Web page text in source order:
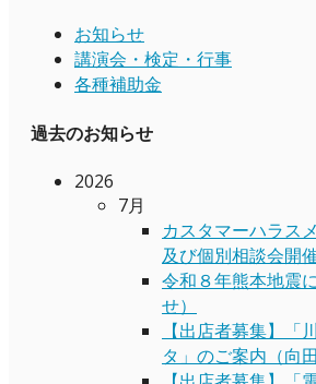
お知らせ
講演会・検定・行事
各種補助金
過去のお知らせ
2026
7月
カスタマーハラス
及び個別相談会開
令和８年熊本地震
せ）
【出店者募集】「
タ」のご案内（向